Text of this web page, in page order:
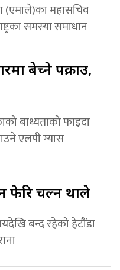
(एमाले)का महासचिव
समस्या समाधान
बेच्ने पक्राउ,
बाध्यताको फाइदा
एलपी ग्यास
फेरि चल्न थाले
बन्द रहेको हेटौंडा